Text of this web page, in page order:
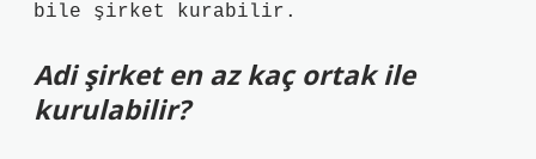
bile şirket kurabilir.
Adi şirket en az kaç ortak ile
kurulabilir?